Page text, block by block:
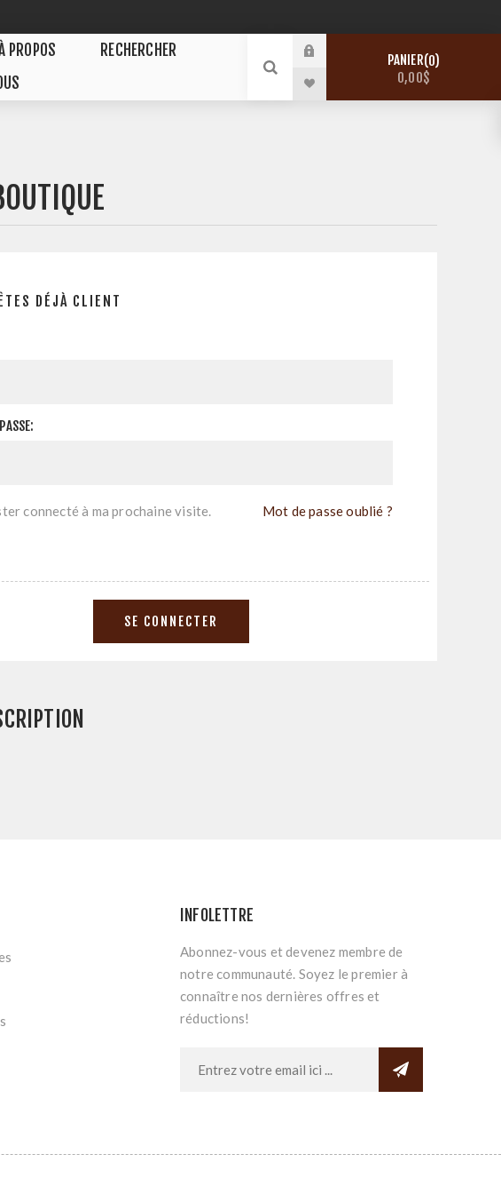
PROPOS
RECHERCHER
PANIER 0
0,00$
DÉJÀ CLIENT
connecté à ma prochaine visite. Mot de passe oublié ?
INFOLETTRE
Abonnez-vous et devenez membre de
notre communauté. Soyez le premier à
connaître nos dernières offres et
réductions!